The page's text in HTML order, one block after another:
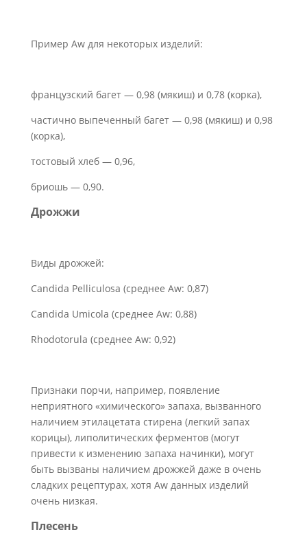
Пример Aw для некоторых изделий:
французский багет — 0,98 (мякиш) и 0,78 (корка),
частично выпеченный багет — 0,98 (мякиш) и 0,98
(корка),
тостовый хлеб — 0,96,
бриошь — 0,90.
Дрожжи
Виды дрожжей:
Candida Pelliculosa (среднее Aw: 0,87)
Candida Umicola (среднее Aw: 0,88)
Rhodotorula (среднее Aw: 0,92)
Признаки порчи, например, появление
неприятного «химического» запаха, вызванного
наличием этилацетата стирена (легкий запах
корицы), липолитических ферментов (могут
привести к изменению запаха начинки), могут
быть вызваны наличием дрожжей даже в очень
сладких рецептурах, хотя Aw данных изделий
очень низкая.
Плесень